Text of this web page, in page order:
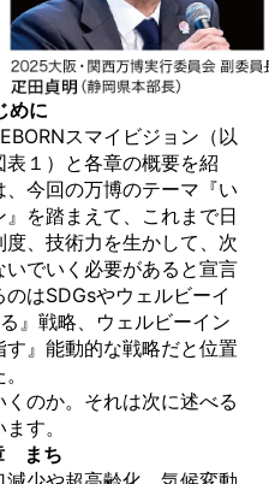
めに
スマイビジョン（以
１）と各章の概要を紹
今回の万博のテーマ『い
を踏まえて、これまで日
、技術力を生かして、次
でいく必要があると宣言
はSDGsやウェルビーイ
』戦略、ウェルビーイン
』能動的な戦略だと位置
のか。それは次に述べる
す。
まち